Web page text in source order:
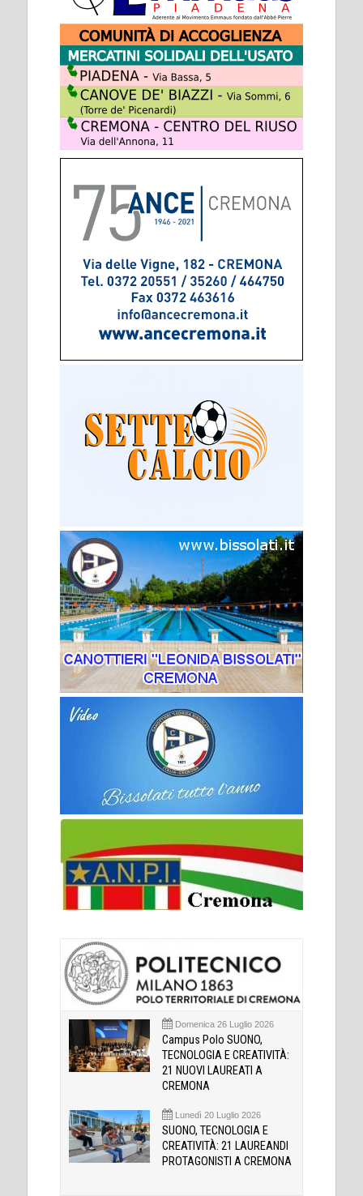
Domenica 26 Luglio 2026
Campus Polo SUONO,
TECNOLOGIA E CREATIVITÀ:
21 NUOVI LAUREATI A
CREMONA
Lunedì 20 Luglio 2026
SUONO, TECNOLOGIA E
CREATIVITÀ: 21 LAUREANDI
PROTAGONISTI A CREMONA